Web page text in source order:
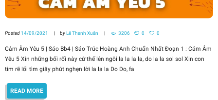
Posted 14/09/2021 by Lê Thanh Xuân 3206 0 0
Cảm Âm Yêu 5 | Sáo Bb4 | Sáo Trúc Hoàng Anh Chuẩn Nhất Đoạn 1 : Cảm Âm
Yêu 5 Xin những bối rối này cứ thế lên ngôi la la la la, do la la sol sol Xin con
tim rẽ lối tìm giây phút nghẹn lời la la la Do Do, fa
READ MORE